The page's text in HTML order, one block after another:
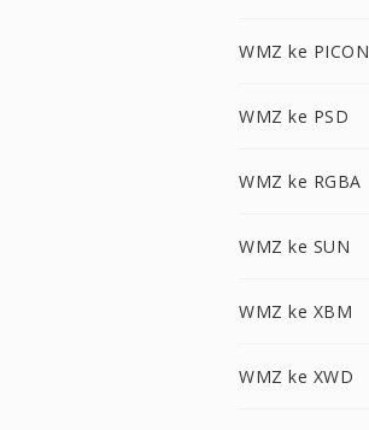
WMZ ke PICON
WMZ ke PSD
WMZ ke RGBA
WMZ ke SUN
WMZ ke XBM
WMZ ke XWD